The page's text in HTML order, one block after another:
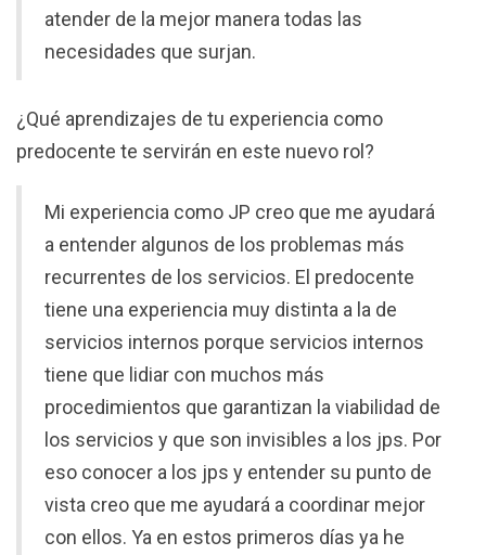
atender de la mejor manera todas las
necesidades que surjan.
¿Qué aprendizajes de tu experiencia como
predocente te servirán en este nuevo rol?
Mi experiencia como JP creo que me ayudará
a entender algunos de los problemas más
recurrentes de los servicios. El predocente
tiene una experiencia muy distinta a la de
servicios internos porque servicios internos
tiene que lidiar con muchos más
procedimientos que garantizan la viabilidad de
los servicios y que son invisibles a los jps. Por
eso conocer a los jps y entender su punto de
vista creo que me ayudará a coordinar mejor
con ellos. Ya en estos primeros días ya he